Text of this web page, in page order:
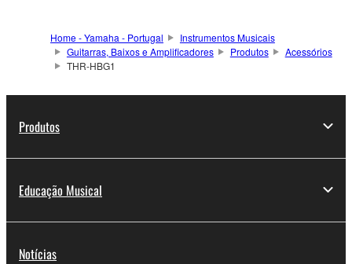
Home - Yamaha - Portugal
Instrumentos Musicais
Guitarras, Baixos e Amplificadores
Produtos
Acessórios
THR-HBG1
Produtos
Educação Musical
Notícias